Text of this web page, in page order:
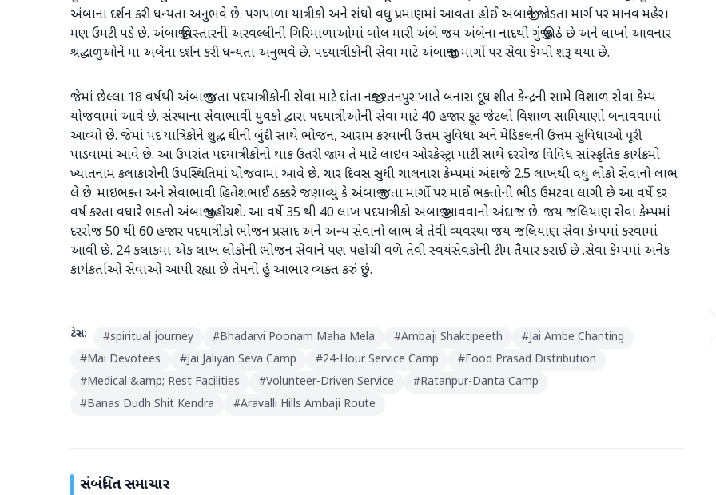
અંબાના દર્શન કરી ધન્યતા અનુભવે છે. પગપાળા યાત્રીકો અને સંઘો વધુ પ્રમાણમાં આવતા હોઈ અંબાજીને જોડતા માર્ગ પર માનવ મહેર।
મણ ઉમટી પડે છે. અંબાજી વિસ્તારની અરવલ્લીની ગિરિમાળાઓમાં બોલ મારી અંબે જય અંબેના નાદથી ગુંજી ઊઠે છે અને લાખો આવનાર
શ્રદ્ધાળુઓને મા અંબેના દર્શન કરી ધન્યતા અનુભવે છે. પદયાત્રીકોની સેવા માટે અંબાજીના માર્ગો પર સેવા કેમ્પો શરૂ થયા છે.
જેમાં છેલ્લા 18 વર્ષથી અંબાજી જતા પદયાત્રીકોની સેવા માટે દાંતા નજીક રતનપુર ખાતે બનાસ દૂધ શીત કેન્દ્રની સામે વિશાળ સેવા કેમ્પ
યોજવામાં આવે છે. સંસ્થાના સેવાભાવી યુવકો દ્વારા પદયાત્રીઓની સેવા માટે 40 હજાર ફૂટ જેટલો વિશાળ સામિયાણો બનાવવામાં
આવ્યો છે. જેમાં પદ યાત્રિકોને શુદ્ધ ઘીની બુંદી સાથે ભોજન, આરામ કરવાની ઉત્તમ સુવિધા અને મેડિકલની ઉત્તમ સુવિધાઓ પૂરી
પાડવામાં આવે છે. આ ઉપરાંત પદયાત્રીકોનો થાક ઉતરી જાય તે માટે લાઇવ ઓરકેસ્ટ્રા પાર્ટી સાથે દરરોજ વિવિધ સાંસ્કૃતિક કાર્યક્રમો
ખ્યાતનામ કલાકારોની ઉપસ્થિતિમાં યોજવામાં આવે છે. ચાર દિવસ સુધી ચાલનારા કેમ્પમાં અંદાજે 2.5 લાખથી વધુ લોકો સેવાનો લાભ
લે છે. માઇભક્ત અને સેવાભાવી હિતેશભાઈ ઠક્કરે જણાવ્યું કે અંબાજી જતા માર્ગો પર માઈ ભક્તોની ભીડ ઉમટવા લાગી છે આ વર્ષે દર
વર્ષ કરતા વધારે ભક્તો અંબાજી પહોંચશે. આ વર્ષે 35 થી 40 લાખ પદયાત્રીકો અંબાજી આવવાનો અંદાજ છે. જય જલિયાણ સેવા કેમ્પમાં
દરરોજ 50 થી 60 હજાર પદયાત્રીકો ભોજન પ્રસાદ અને અન્ય સેવાનો લાભ લે તેવી વ્યવસ્થા જય જલિયાણ સેવા કેમ્પમાં કરવામાં
આવી છે. 24 કલાકમાં એક લાખ લોકોની ભોજન સેવાને પણ પહોંચી વળે તેવી સ્વયંસેવકોની ટીમ તૈયાર કરાઈ છે .સેવા કેમ્પમાં અનેક
કાર્યકર્તાઓ સેવાઓ આપી રહ્યા છે તેમનો હું આભાર વ્યક્ત કરું છું.
ટેગ્સ: #spiritual journey #Bhadarvi Poonam Maha Mela #Ambaji Shaktipeeth #Jai Ambe Chanting
#Mai Devotees #Jai Jaliyan Seva Camp #24-Hour Service Camp #Food Prasad Distribution
#Medical &amp; Rest Facilities #Volunteer-Driven Service #Ratanpur-Danta Camp
#Banas Dudh Shit Kendra #Aravalli Hills Ambaji Route
સંબંધિત સમાચાર